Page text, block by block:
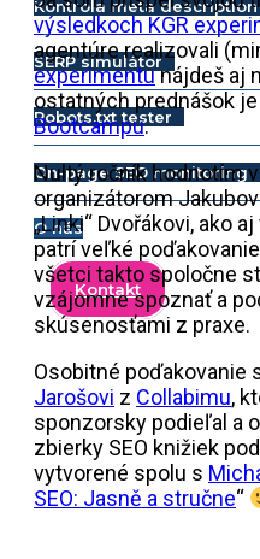
Kontrola meta description
SERP simulátor
Robots.txt tester
On-page SEO monitoring
O nás
Kontakt
výsledkoch KGR
agentúre realizovali
experimentunájdeš aj
ostatných prednášok
Bootcampu.
Nultý ročník hodnotím
organizátorom
„Linki“ Dvořákovi, ako
patrí veľké
všetci takto spoločne
vzájomne spoznať a
skúsenosťami z praxe.
Osobitné poďakovanie
Jarošovi z Collabimu,
sponzorsky podieľal a
zbierky SEO knižiek
vytvorené spolu s
SEO: Jasně a stručne“